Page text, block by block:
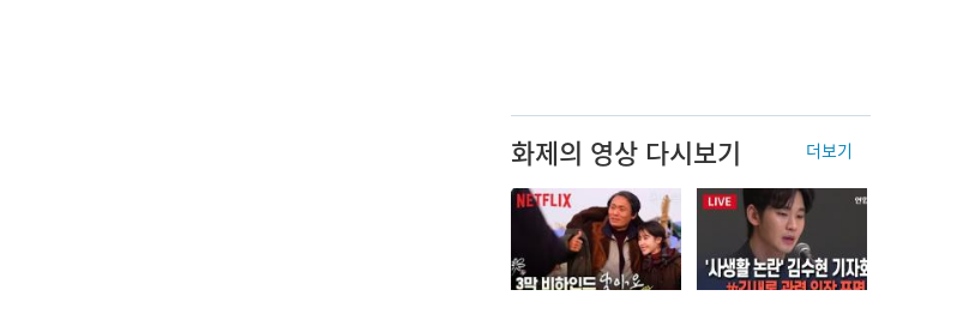
화제의 영상 다시보기 더보기